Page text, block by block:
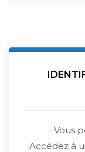
Vous
Accédez à